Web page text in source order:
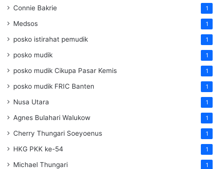
Connie Bakrie 1
Medsos 1
posko istirahat pemudik 1
posko mudik 1
posko mudik Cikupa Pasar Kemis 1
posko mudik FRIC Banten 1
Nusa Utara 1
Agnes Bulahari Walukow 1
Cherry Thungari Soeyoenus 1
HKG PKK ke-54 1
Michael Thungari 1